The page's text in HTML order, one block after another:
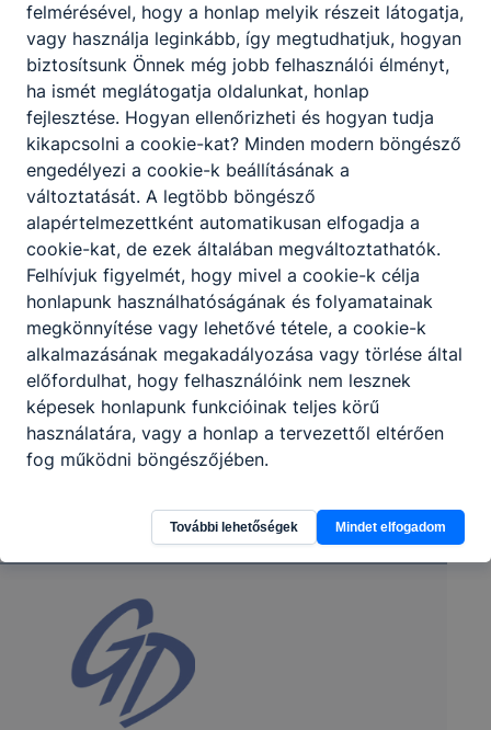
Partnereink
felmérésével, hogy a honlap melyik részeit látogatja,
vagy használja leginkább, így megtudhatjuk, hogyan
biztosítsunk Önnek még jobb felhasználói élményt,
ha ismét meglátogatja oldalunkat, honlap
fejlesztése. Hogyan ellenőrizheti és hogyan tudja
kikapcsolni a cookie-kat? Minden modern böngésző
engedélyezi a cookie-k beállításának a
változtatását. A legtöbb böngésző
alapértelmezettként automatikusan elfogadja a
cookie-kat, de ezek általában megváltoztathatók.
Felhívjuk figyelmét, hogy mivel a cookie-k célja
honlapunk használhatóságának és folyamatainak
megkönnyítése vagy lehetővé tétele, a cookie-k
alkalmazásának megakadályozása vagy törlése által
előfordulhat, hogy felhasználóink nem lesznek
képesek honlapunk funkcióinak teljes körű
használatára, vagy a honlap a tervezettől eltérően
fog működni böngészőjében.
További lehetőségek Mindet elfogadom